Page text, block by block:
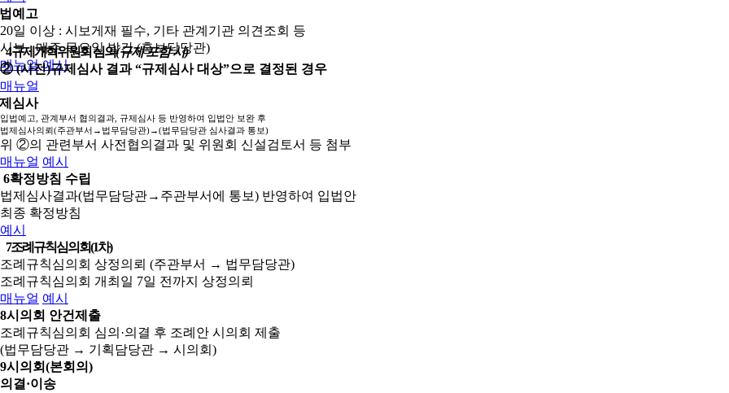
예고
20일 이상 : 시보게재 필수, 기타 관계기관 의견조회 등
시보 : 매주 목요일 발간 (홍보담당관)
매뉴얼 예시
4규제개혁위원회 심의(규제 포함 시)
② (사전)규제심사 결과 “규제심사 대상”으로 결정된 경우
매뉴얼
심사
입법예고, 관계부서 협의결과, 규제심사 등 반영하여 입법안 보완 후
법제심사의뢰(주관부서→법무담당관)→(법무담당관 심사결과 통보)
위 ②의 관련부서 사전협의결과 및 위원회 신설검토서 등 첨부
매뉴얼 예시
6확정방침 수립
법제심사결과(법무담당관→주관부서에 통보) 반영하여 입법안
최종 확정방침
예시
7조례규칙심의회(1차)
조례규칙심의회 상정의뢰 (주관부서 → 법무담당관)
조례규칙심의회 개최일 7일 전까지 상정의뢰
매뉴얼 예시
8시의회 안건제출
조례규칙심의회 심의·의결 후 조례안 시의회 제출
(법무담당관 → 기획담당관 → 시의회)
9시의회(본회의)
의결·이송